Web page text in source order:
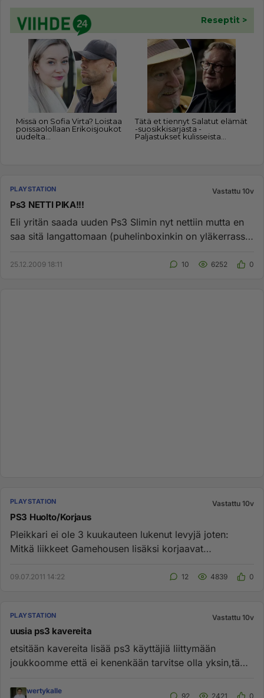
PLAYSTATION Vastattu 10v
Ps3 NETTI PIKA!!!
Eli yritän saada uuden Ps3 Slimin nyt nettiin mutta en
saa sitä langattomaan (puhelinboxinkin on yläkerrassa
25.12.2009 18:11 10 6252 0
PLAYSTATION Vastattu 10v
PS3 Huolto/Korjaus
Pleikkari ei ole 3 kuukauteen lukenut levyjä joten:
Mitkä liikkeet Gamehousen lisäksi korjaavat
09.07.2011 14:22 12 4839 0
PLAYSTATION Vastattu 10v
uusia ps3 kavereita
etsitään kavereita lisää ps3 käyttäjiä liittymään
joukkoomme että ei kenenkään tarvitse olla yksin,tämä
wertykalle
92 2421 0